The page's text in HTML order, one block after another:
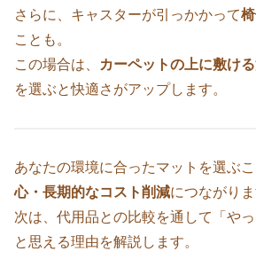
さらに、キャスターが引っかかって
ことも。
この場合は、
カーペットの上に敷け
を選ぶと快適さがアップします。
あなたの環境に合ったマットを選ぶ
心・長期的なコスト削減につながりま
次は、代用品との比較を通して「やっ
と思える理由を解説します。